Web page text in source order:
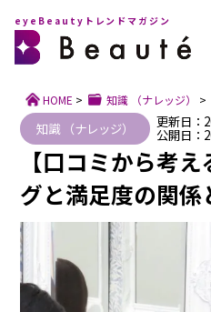
eyeBeautyトレンドマガジン
HOME > 知識 （ナレッジ） >
知識 （ナレッジ） 更新日：
公開日：
【口コミから考
グと満足度の関係